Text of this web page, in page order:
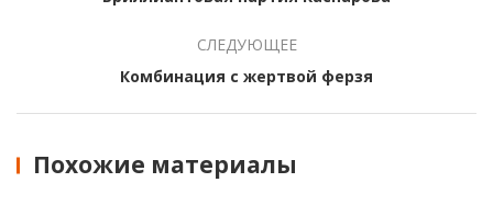
СЛЕДУЮЩЕЕ
Комбинация с жертвой ферзя
Похожие материалы